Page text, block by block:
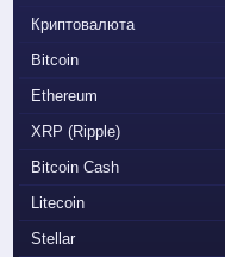
Криптовалюта
Bitcoin
Ethereum
XRP (Ripple)
Bitcoin Cash
Litecoin
Stellar